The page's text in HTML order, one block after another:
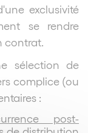
exclusivité
se rendre
contrat.
sélection de
complice (ou
:
post-